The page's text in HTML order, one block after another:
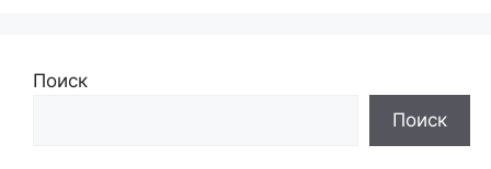
Поиск
Поиск